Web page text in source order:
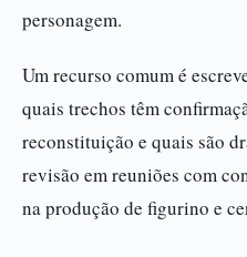
personagem.
Um recurso comum é
quais trechos têm
reconstituição e quais são
revisão em reuniões com
na produção de figurino e